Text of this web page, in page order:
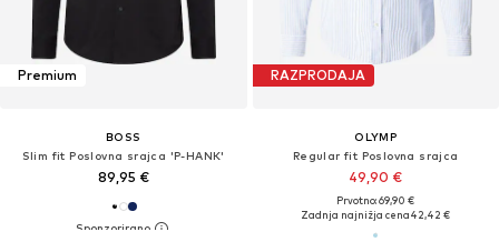
Premium
BOSS
Slim fit Poslovna srajca 'P-HANK'
89,95 €
RAZPRODAJA
OLYMP
Regular fit Poslovna srajca
49,90 €
Prvotno: 69,90 €
Zadnja najnižja cena42,42 €